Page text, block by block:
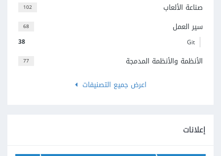
102 صناعة الألعاب
68 سير العمل
38 Git
77
الأنظمة والأنظمة المدمجة
اعرض جميع التصنيفات
إعلانات